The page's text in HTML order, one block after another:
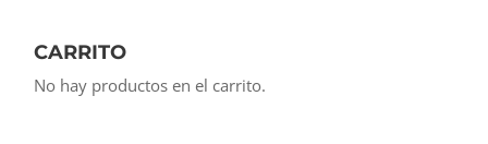
CARRITO
No hay productos en el carrito.